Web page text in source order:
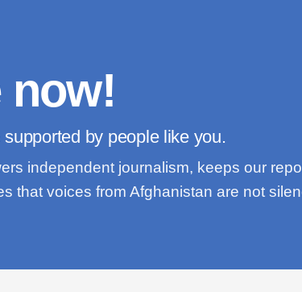
now!
supported by people like you.
independent journalism, keeps our
that voices from Afghanistan are not